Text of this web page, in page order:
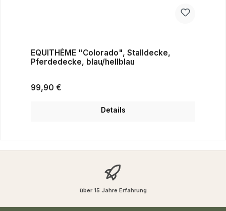
EQUITHÈME "Colorado", Stalldecke,
Pferdedecke, blau/hellblau
Regulärer Preis:
99,90 €
Details
über 15 Jahre Erfahrung